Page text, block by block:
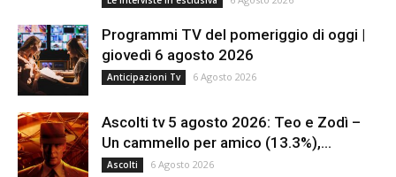
Programmi TV del pomeriggio di oggi |
giovedì 6 agosto 2026
Anticipazioni Tv 6 Agosto 2026
Ascolti tv 5 agosto 2026: Teo e Zodì –
Un cammello per amico (13.3%),...
Ascolti 6 Agosto 2026